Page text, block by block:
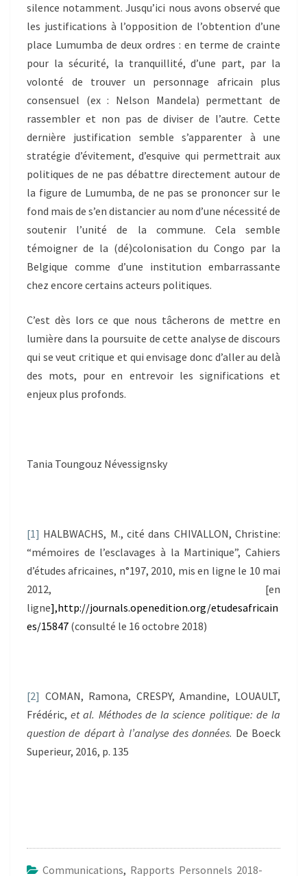
silence notamment. Jusqu’ici nous avons observé que
les justifications à l’opposition de l’obtention d’une
place Lumumba de deux ordres : en terme de crainte
pour la sécurité, la tranquillité, d’une part, par la
volonté de trouver un personnage africain plus
consensuel (ex : Nelson Mandela) permettant de
rassembler et non pas de diviser de l’autre. Cette
dernière justification semble s’apparenter à une
stratégie d’évitement, d’esquive qui permettrait aux
politiques de ne pas débattre directement autour de
la figure de Lumumba, de ne pas se prononcer sur le
fond mais de s’en distancier au nom d’une nécessité de
soutenir l’unité de la commune. Cela semble
témoigner de la (dé)colonisation du Congo par la
Belgique comme d’une institution embarrassante
chez encore certains acteurs politiques.
C’est dès lors ce que nous tâcherons de mettre en
lumière dans la poursuite de cette analyse de discours
qui se veut critique et qui envisage donc d’aller au delà
des mots, pour en entrevoir les significations et
enjeux plus profonds.
Tania Toungouz Névessignsky
[1] HALBWACHS, M., cité dans CHIVALLON, Christine:
“mémoires de l’esclavages à la Martinique”, Cahiers
d’études africaines, n°197, 2010, mis en ligne le 10 mai
2012, [en
ligne],http://journals.openedition.org/etudesafricain
es/15847 (consulté le 16 octobre 2018)
[2] COMAN, Ramona, CRESPY, Amandine, LOUAULT,
Frédéric,et al. Méthodes de la science politique: de la
question de départ à l’analyse des données. De Boeck
Superieur, 2016, p. 135
Communications, Rapports Personnels 2018-